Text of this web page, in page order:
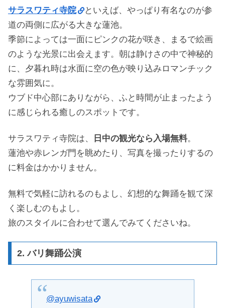
サラスワティ寺院
といえば、やっぱり有名なのが参
道の両側に広がる大きな蓮池。
季節によっては一面にピンクの花が咲き、まるで絵画
のような光景に出会えます。朝は静けさの中で神秘的
に、夕暮れ時は水面に空の色が映り込みロマンチック
な雰囲気に。
ウブド中心部にありながら、ふと時間が止まったよう
に感じられる癒しのスポットです。
サラスワティ寺院は、 日中の観光なら入場無料。
蓮池や赤レンガ門を眺めたり、写真を撮ったりするの
に料金はかかりません。
無料で気軽に訪れるのもよし、幻想的な舞踊を観て深
く楽しむのもよし。
旅のスタイルに合わせて選んでみてくださいね。
2. バリ舞踊公演
@ayuwisata